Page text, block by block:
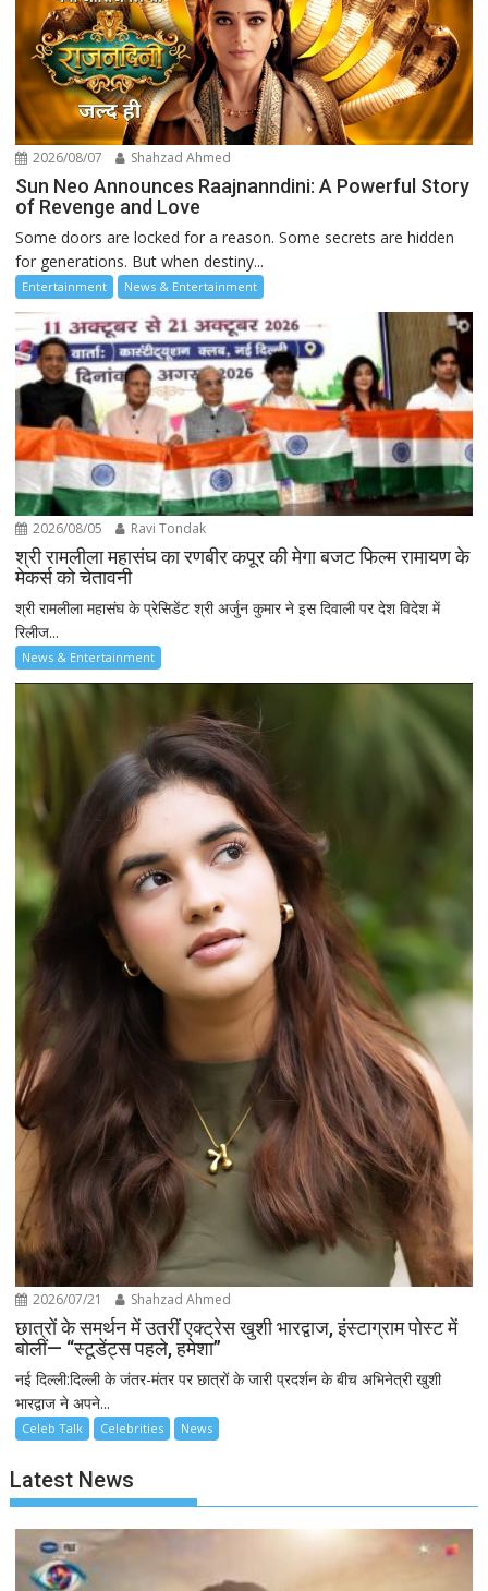
2026/08/07 Shahzad Ahmed
Sun Neo Announces Raajnanndini: A Powerful Story
of Revenge and Love
Some doors are locked for a reason. Some secrets are hidden
for generations. But when destiny...
Entertainment News & Entertainment
2026/08/05 Ravi Tondak
श्री रामलीला महासंघ का रणबीर कपूर की मेगा बजट फिल्म रामायण के
मेकर्स को चेतावनी
श्री रामलीला महासंघ के प्रेसिडेंट श्री अर्जुन कुमार ने इस दिवाली पर देश विदेश में
रिलीज...
News & Entertainment
2026/07/21 Shahzad Ahmed
छात्रों के समर्थन में उतरीं एक्ट्रेस खुशी भारद्वाज, इंस्टाग्राम पोस्ट में
बोलीं— “स्टूडेंट्स पहले, हमेशा”
नई दिल्ली:दिल्ली के जंतर-मंतर पर छात्रों के जारी प्रदर्शन के बीच अभिनेत्री खुशी
भारद्वाज ने अपने...
Celeb Talk Celebrities News
Latest News